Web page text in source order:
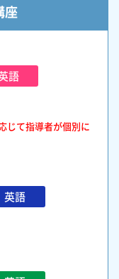
座
語
じて指導者が個別に
英語